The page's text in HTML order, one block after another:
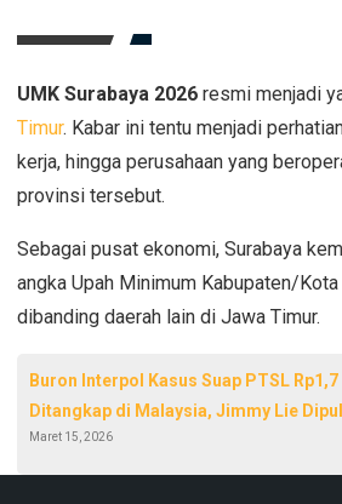
UMK Surabaya 2026 resmi menjadi
Timur. Kabar ini tentu menjadi
kerja, hingga perusahaan yang
provinsi tersebut.
Sebagai pusat ekonomi, Surabaya
angka Upah Minimum Kabupaten/
dibanding daerah lain di Jawa Timur.
Buron Interpol Kasus Suap PTSL
Ditangkap di Malaysia, Jimmy Lie
ke Jakarta
Maret 15, 2026